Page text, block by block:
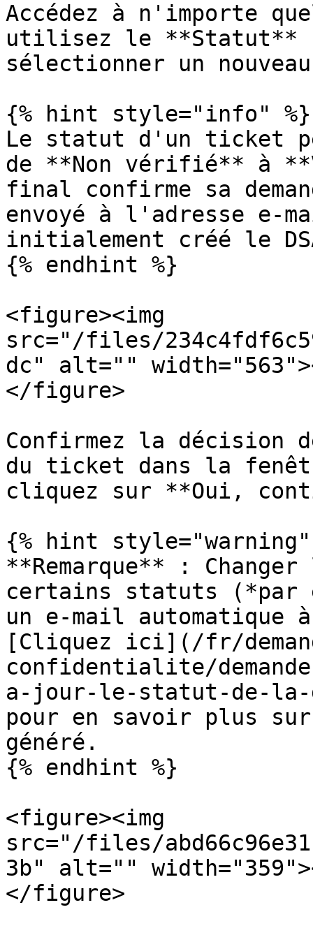
Accédez à n'importe
utilisez le **Statut**
sélectionner un
{% hint style="info" %}
Le statut d'un ticket
de **Non vérifié** à
final confirme sa
envoyé à l'adresse
initialement créé le
{% endhint %}
<figure><img
src="/files/
dc" alt=""
</figure>
Confirmez la
du ticket dans la
cliquez sur **Oui,
{% hint style="warning"
**Remarque** :
certains statuts (*par
un e-mail
[Cliquez ici](/fr/
confidentialite/
a-jour-le-statut-de-la-
pour en savoir plus
généré.
{% endhint %}
<figure><img
src="/files/
3b" alt=""
</figure>